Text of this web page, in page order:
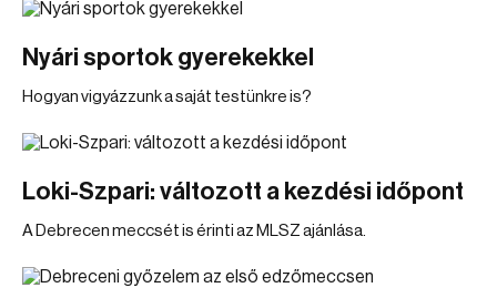
Nyári sportok gyerekekkel
Hogyan vigyázzunk a saját testünkre is?
Loki-Szpari: változott a kezdési időpont
A Debrecen meccsét is érinti az MLSZ ajánlása.